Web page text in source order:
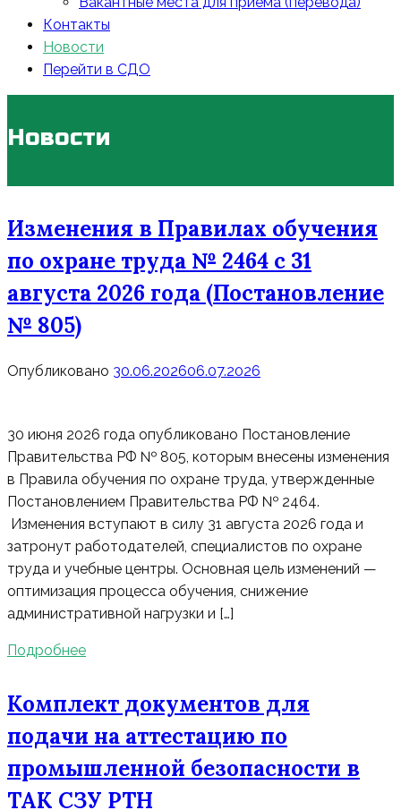
Контакты
Новости
Перейти в СДО
Новости
Изменения в Правилах обучения
по охране труда № 2464 с 31
августа 2026 года (Постановление
№ 805)
Опубликовано 30.06.202606.07.2026
30 июня 2026 года опубликовано Постановление
Правительства РФ № 805, которым внесены изменения
в Правила обучения по охране труда, утвержденные
Постановлением Правительства РФ № 2464.
Изменения вступают в силу 31 августа 2026 года и
затронут работодателей, специалистов по охране
труда и учебные центры. Основная цель изменений —
оптимизация процесса обучения, снижение
административной нагрузки и […]
Подробнее
Комплект документов для
подачи на аттестацию по
промышленной безопасности в
ТАК СЗУ РТН